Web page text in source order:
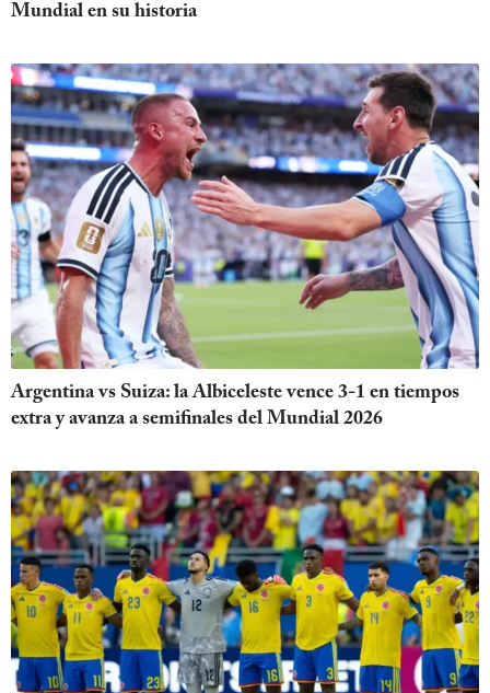
Mundial en su historia
Argentina vs Suiza: la Albiceleste vence 3-1 en tiempos
extra y avanza a semifinales del Mundial 2026